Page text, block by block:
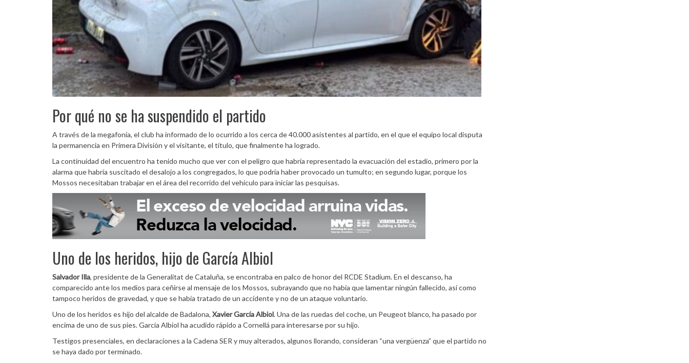
Por qué no se ha suspendido el partido
A través de la megafonía, el club ha informado de lo ocurrido a los cerca de 40.000 asistentes al partido, en el que el equipo local disputa
la permanencia en Primera División y el visitante, el título, que finalmente ha logrado.
La continuidad del encuentro ha tenido mucho que ver con el peligro que habría representado la evacuación del estadio, primero por la
alarma que habría suscitado el desalojo a los congregados, lo que podría haber provocado un tumulto; en segundo lugar, porque los
Mossos necesitaban trabajar en el área del recorrido del vehículo para iniciar las pesquisas.
Uno de los heridos, hijo de García Albiol
Salvador Illa, presidente de la Generalitat de Cataluña, se encontraba en palco de honor del RCDE Stadium. En el descanso, ha
comparecido ante los medios para ceñirse al mensaje de los Mossos, subrayando que no había que lamentar ningún fallecido, así como
tampoco heridos de gravedad, y que se había tratado de un accidente y no de un ataque voluntario.
Uno de los heridos es hijo del alcalde de Badalona, Xavier García Albiol. Una de las ruedas del coche, un Peugeot blanco, ha pasado por
encima de uno de sus pies. García Albiol ha acudido rápido a Cornellá para interesarse por su hijo.
Testigos presenciales, en declaraciones a la Cadena SER y muy alterados, algunos llorando, consideran “una vergüenza” que el partido no
se haya dado por terminado.